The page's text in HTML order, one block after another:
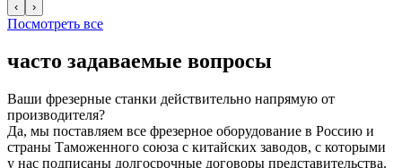
‹ ›
Посмотреть все
часто задаваемые вопросы
Ваши фрезерные станки действительно напрямую от
производителя?
Да, мы поставляем все фрезерное оборудование в Россию и
страны Таможенного союза с китайских заводов, с которыми
у нас подписаны долгосрочные договоры представительства.